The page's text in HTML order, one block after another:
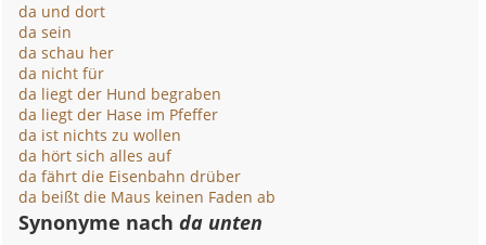
da und dort
da sein
da schau her
da nicht für
da liegt der Hund begraben
da liegt der Hase im Pfeffer
da ist nichts zu wollen
da hört sich alles auf
da fährt die Eisenbahn drüber
da beißt die Maus keinen Faden ab
Synonyme nachda unten